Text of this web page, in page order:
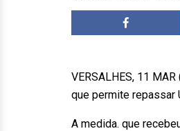
VERSALHES, 11
que permite repassar
A medida. que